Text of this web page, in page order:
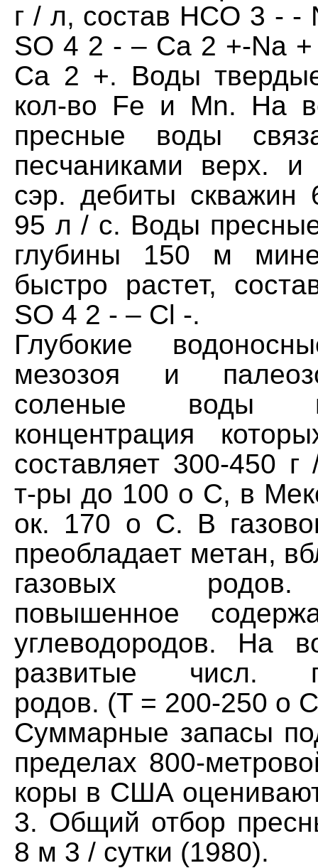
г / л, состав HCO 3 - -
SO 4 2 - – Ca 2 +-Na
Ca 2 +. Воды
кол-во Fe и Mn. На
пресные воды
песчаниками верх.
сэр. дебиты скважин
95 л / с. Воды
глубины 150 м
быстро растет,
SO 4 2 - – Cl -.
Глубокие
мезозоя и
соленые воды
концентрация
составляет 300-450
т-ры до 100 о С, в
ок. 170 о С. В
преобладает метан,
газовых
повышенное
углеводородов. На
развитые числ.
родов. (T = 200-250 о
Суммарные запасы
пределах 800-
коры в США
3. Общий отбор
8 м 3 / сутки (1980).